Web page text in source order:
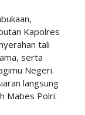
Kapolres
tali
serta
Negeri.
langsung
Mabes Polri.